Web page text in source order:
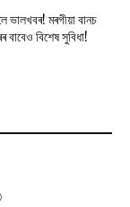
ভালখবৰ! মৰগীয়া বানচ
বিশেষ সুবিধা!